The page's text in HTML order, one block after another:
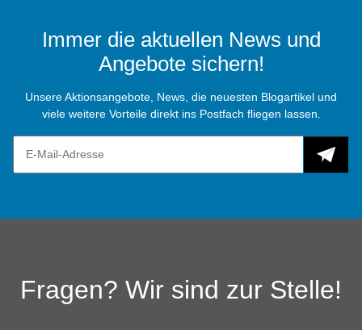
Immer die aktuellen News und
Angebote sichern!
Unsere Aktionsangebote, News, die neuesten Blogartikel und
viele weitere Vorteile direkt ins Postfach fliegen lassen.
Fragen? Wir sind zur Stelle!